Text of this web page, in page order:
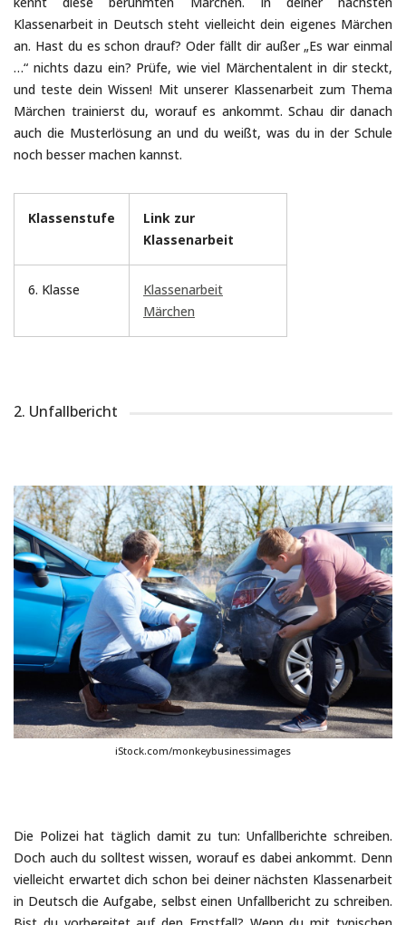
Klassenarbeit in Deutsch steht vielleicht dein eigenes Märchen
an. Hast du es schon drauf? Oder fällt dir außer „Es war einmal
…“ nichts dazu ein? Prüfe, wie viel Märchentalent in dir steckt,
und teste dein Wissen! Mit unserer Klassenarbeit zum Thema
Märchen trainierst du, worauf es ankommt. Schau dir danach
auch die Musterlösung an und du weißt, was du in der Schule
noch besser machen kannst.
Klassenstufe
Link zur
Klassenarbeit
6. Klasse
Klassenarbeit
Märchen
2. Unfallbericht
iStock.com/monkeybusinessimages
Die Polizei hat täglich damit zu tun: Unfallberichte schreiben.
Doch auch du solltest wissen, worauf es dabei ankommt. Denn
vielleicht erwartet dich schon bei deiner nächsten Klassenarbeit
in Deutsch die Aufgabe, selbst einen Unfallbericht zu schreiben.